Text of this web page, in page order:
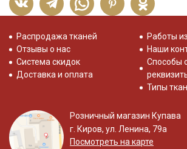
Распродажа тканей
Отзывы о нас
Система скидок
Доставка и оплата
Работы
Наши
Способы
Типы
Розничный магазин Купава
г. Киров, ул. Ленина, 79а
Посмотреть на карте